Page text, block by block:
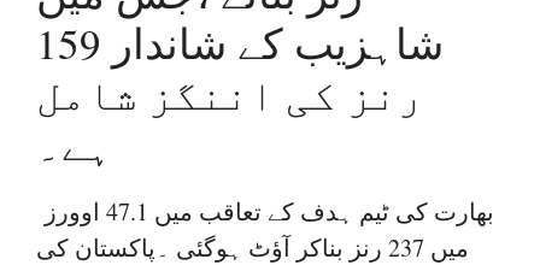
شاہزیب کے شاندار 159
رنز کی اننگز شامل
ہے۔
بھارت کی ٹیم ہدف کے تعاقب میں 47.1 اوورز
میں 237 رنز بناکر آؤٹ ہوگئی ۔پاکستان کی